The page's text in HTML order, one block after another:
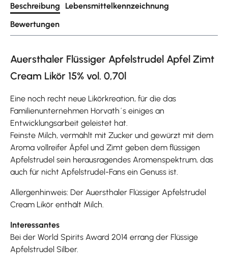
Beschreibung
Lebensmittelkennzeichnung
Bewertungen
Auersthaler Flüssiger Apfelstrudel Apfel Zimt
Cream Likör 15% vol. 0,70l
Eine noch recht neue Likörkreation, für die das
Familienunternehmen Horvath´s einiges an
Entwicklungsarbeit geleistet hat.
Feinste Milch, vermählt mit Zucker und gewürzt mit dem
Aroma vollreifer Äpfel und Zimt geben dem flüssigen
Apfelstrudel sein herausragendes Aromenspektrum, das
auch für nicht Apfelstrudel-Fans ein Genuss ist.
Allergenhinweis: Der Auersthaler Flüssiger Apfelstrudel
Cream Likör enthält Milch.
Interessantes
Bei der World Spirits Award 2014 errang der Flüssige
Apfelstrudel Silber.